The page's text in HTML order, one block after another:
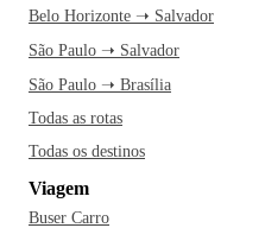
Belo Horizonte ➝ Salvador
São Paulo ➝ Salvador
São Paulo ➝ Brasília
Todas as rotas
Todas os destinos
Viagem
Buser Carro